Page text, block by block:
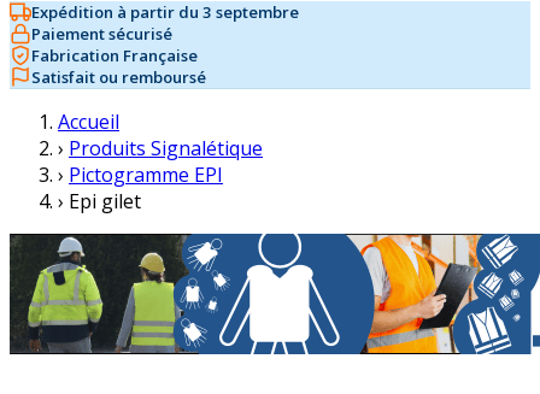
Expédition à partir du 3 septembre
Paiement sécurisé
Fabrication Française
Satisfait ou remboursé
Accueil
› Produits Signalétique
› Pictogramme EPI
› Epi gilet